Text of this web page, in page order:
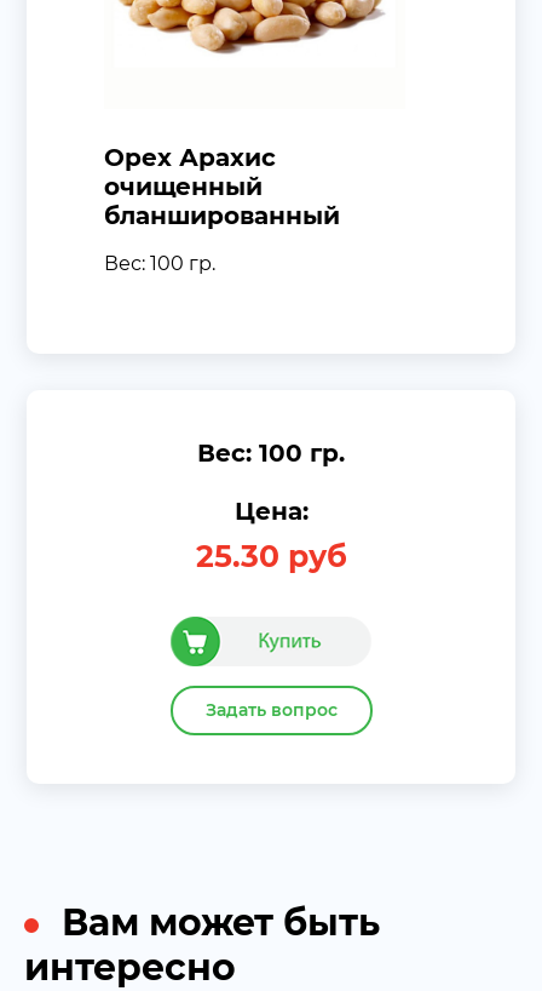
Орех Арахис
очищенный
бланшированный
Вес: 100 гр.
Вес: 100 гр.
Цена:
25.30 руб
Задать вопрос
Вам может быть
интересно